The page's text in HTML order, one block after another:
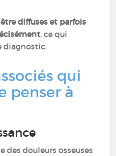
diffuses et parfois
, ce qui
diagnostic.
qui
penser à
des douleurs osseuses